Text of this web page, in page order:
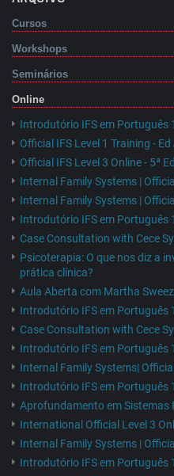
Cursos
Workshops
Seminários
Online
Introdutório IFS em Português
Official IFS Level 1 Training -
Official IFS Level 3 Online - 5ª
Internal Family Systems |
Internal Family Systems |
Introdutório IFS em Português
Case Consultation with Cece
Psicoterapia: O que nos diz a
prática clínica?
Aula Aberta com Martha
Introdutório IFS em Português
Case Consultation with Cece
Introdutório IFS em Português
Internal Family Systems|
Introdutório IFS em Português
Aprofundamento em Sistemas
International Official Level 3
Internal Family Systems |
Introdutório IFS em Português